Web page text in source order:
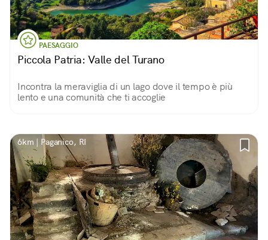
PAESAGGIO
Piccola Patria: Valle del Turano
Incontra la meraviglia di un lago dove il tempo è più
lento e una comunità che ti accoglie
6km | Paganico, RI